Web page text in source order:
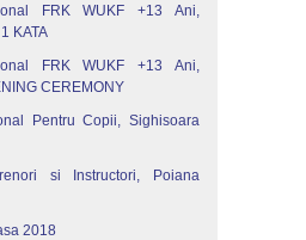
FRK WUKF +13 Ani,
KATA
FRK WUKF +13 Ani,
CEREMONY
Pentru Copii, Sighisoara
si Instructori, Poiana
2018